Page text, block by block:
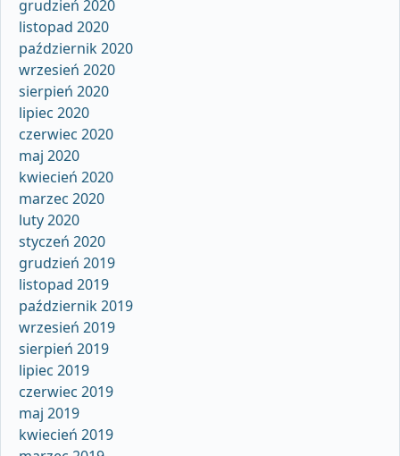
grudzień 2020
listopad 2020
październik 2020
wrzesień 2020
sierpień 2020
lipiec 2020
czerwiec 2020
maj 2020
kwiecień 2020
marzec 2020
luty 2020
styczeń 2020
grudzień 2019
listopad 2019
październik 2019
wrzesień 2019
sierpień 2019
lipiec 2019
czerwiec 2019
maj 2019
kwiecień 2019